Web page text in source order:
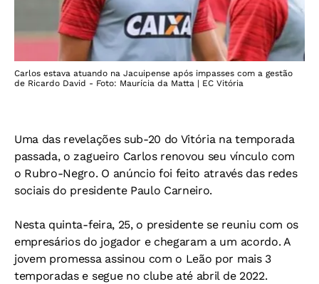
Carlos estava atuando na Jacuipense após impasses com a gestão
de Ricardo David - Foto: Maurícia da Matta | EC Vitória
Uma das revelações sub-20 do Vitória na temporada
passada, o zagueiro Carlos renovou seu vínculo com
o Rubro-Negro. O anúncio foi feito através das redes
sociais do presidente Paulo Carneiro.
Nesta quinta-feira, 25, o presidente se reuniu com os
empresários do jogador e chegaram a um acordo. A
jovem promessa assinou com o Leão por mais 3
temporadas e segue no clube até abril de 2022.